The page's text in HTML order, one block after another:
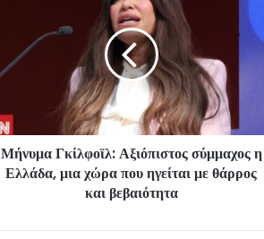
Μήνυμα Γκίλφοϊλ: Αξιόπιστος σύμμαχος η
Ελλάδα, μια χώρα που ηγείται με θάρρος
και βεβαιότητα